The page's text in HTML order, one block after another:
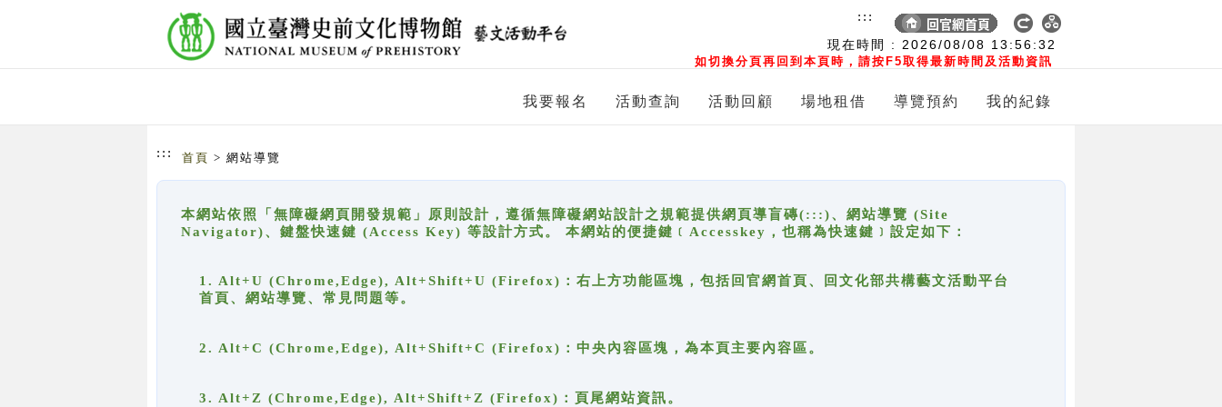
現在時間 : 2026/08/08 13:56:32
如切換分頁再回到本頁時，請按F5取得最新時間及活動資訊
:::
我要報名 活動查詢 活動回顧 場地租借 導覽預約 我的紀錄
::: 首頁 > 網站導覽
本網站依照「無障礙網頁開發規範」原則設計，遵循無障礙網站設計之規範提供網頁導盲磚(:::)、網站導覽 (Site
Navigator)、鍵盤快速鍵 (Access Key) 等設計方式。 本網站的便捷鍵﹝Accesskey，也稱為快速鍵﹞設定如下：
1. Alt+U (Chrome,Edge), Alt+Shift+U (Firefox)：右上方功能區塊，包括回官網首頁、回文化部共構藝文活動平台
首頁、網站導覽、常見問題等。
2. Alt+C (Chrome,Edge), Alt+Shift+C (Firefox)：中央內容區塊，為本頁主要內容區。
3. Alt+Z (Chrome,Edge), Alt+Shift+Z (Firefox)：頁尾網站資訊。